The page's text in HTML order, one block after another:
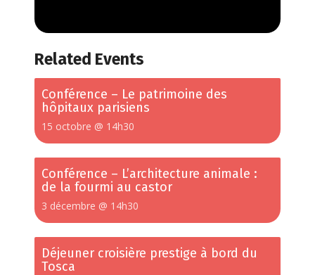
Related Events
Conférence – Le patrimoine des
hôpitaux parisiens
15 octobre @ 14h30
Conférence – L’architecture animale :
de la fourmi au castor
3 décembre @ 14h30
Déjeuner croisière prestige à bord du
Tosca